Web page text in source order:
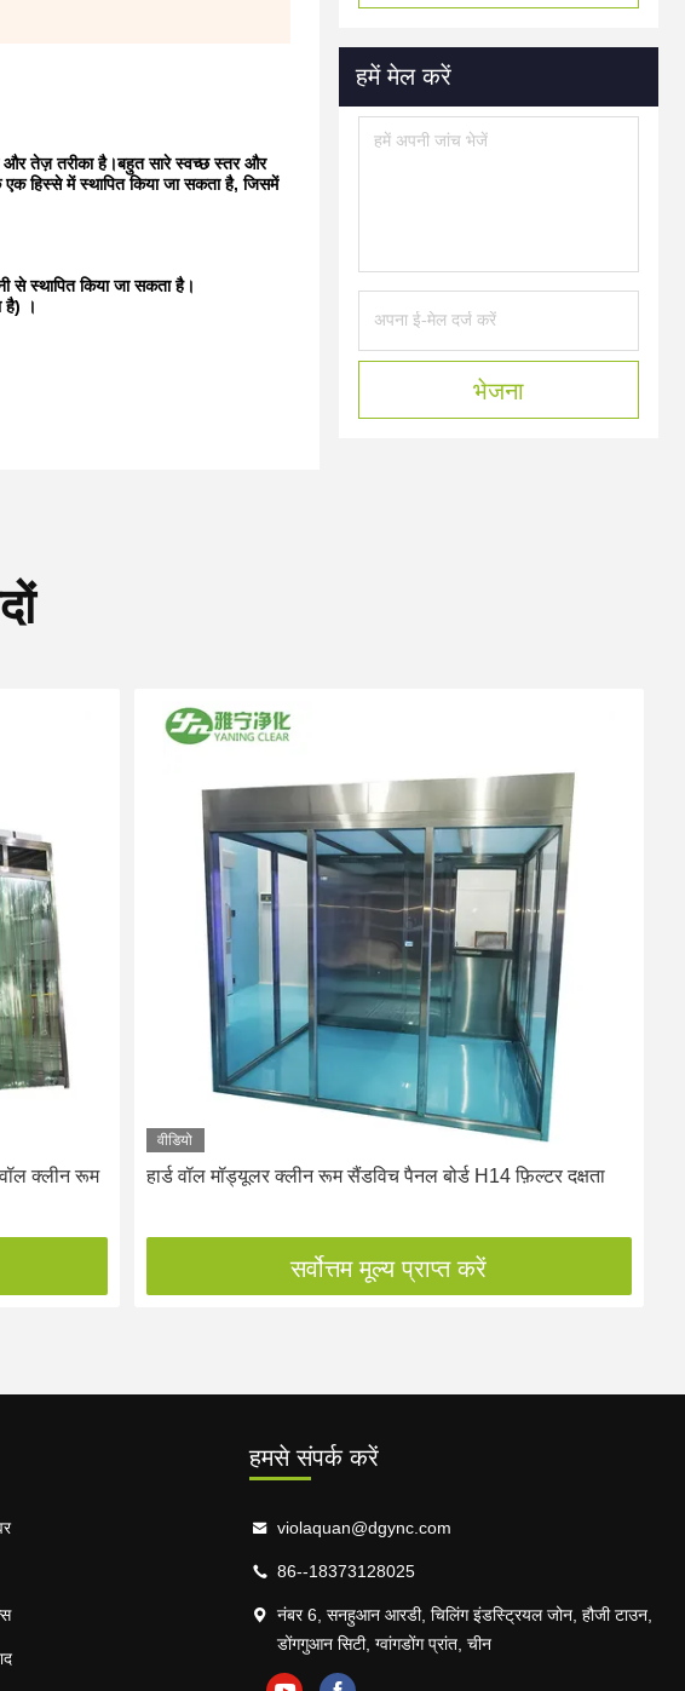
और तेज़ तरीका है।बहुत सारे स्वच्छ स्तर और
हिस्से में स्थापित किया जा सकता है, जिसमें
से स्थापित किया जा सकता है।
है) ।
हमें मेल करें
भेजना
क्लीन रूम
वीडियो
हार्ड वॉल मॉड्यूलर क्लीन रूम सैंडविच पैनल बोर्ड H14 फ़िल्टर दक्षता
सर्वोत्तम मूल्य प्राप्त करें
हमसे संपर्क करें
violaquan@dgync.com
86--18373128025
नंबर 6, सनहुआन आरडी, चिलिंग इंडस्ट्रियल जोन, हौजी टाउन,
डोंगगुआन सिटी, ग्वांगडोंग प्रांत, चीन